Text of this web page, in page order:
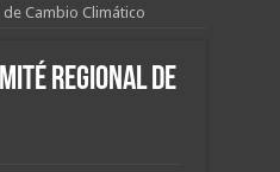
Cambio Climático
Regional de